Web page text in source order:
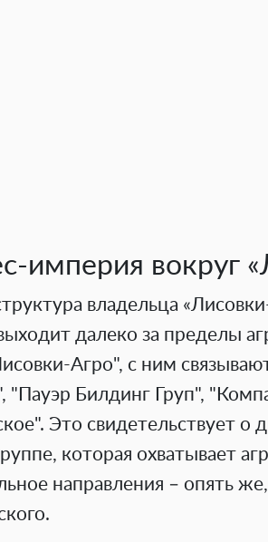
империя вокруг
владельца
далеко за пределы
Агро", с ним
"Пауэр Билдинг Груп",
Это свидетельствует о
которая охватывает
направления – опять